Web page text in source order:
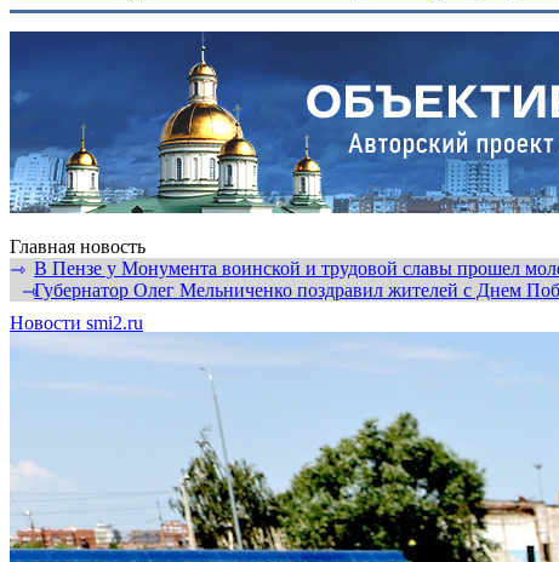
Главная новость
⇾ В Пензе у Монумента воинской и трудовой славы прошел
⇾Губернатор Олег Мельниченко поздравил жителей с Днем
Новости smi2.ru